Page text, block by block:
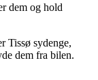
dem og hold
Tissø sydenge,
dem fra bilen.